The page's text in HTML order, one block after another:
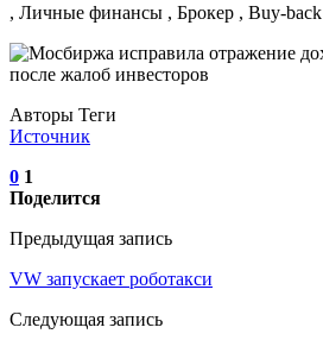
, Личные финансы , Брокер , Buy-back
Авторы Теги
Источник
0 1
Поделится
Предыдущая запись
VW запускает роботакси
Следующая запись